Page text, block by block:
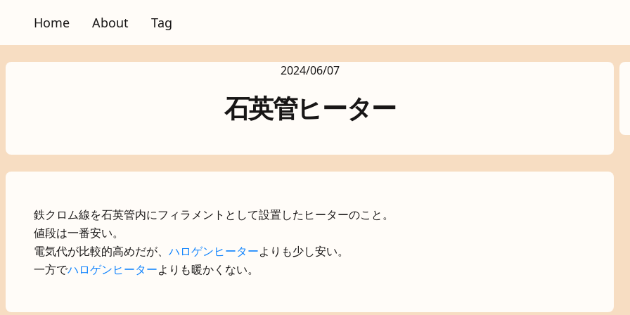
Home About Tag
2024/06/07
石英管ヒーター
鉄クロム線を石英管内にフィラメントとして設置したヒーターのこと。
値段は一番安い。
電気代が比較的高めだが、 ハロゲンヒーターよりも少し安い。
一方でハロゲンヒーターよりも暖かくない。